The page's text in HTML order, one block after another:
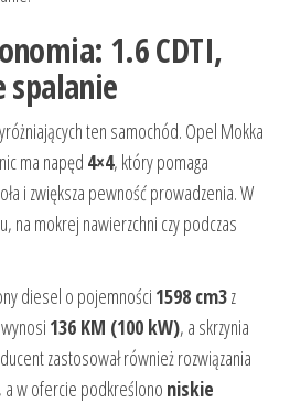
1.6 CDTI,
spalanie
ten samochód. Opel Mokka
ma napęd 4×4, który pomaga
i zwiększa pewność prowadzenia. W
na mokrej nawierzchni czy podczas
diesel o pojemności 1598 cm3z
136 KM (100 kW), a skrzynia
zastosował również rozwiązania
a w ofercie podkreślono niskie